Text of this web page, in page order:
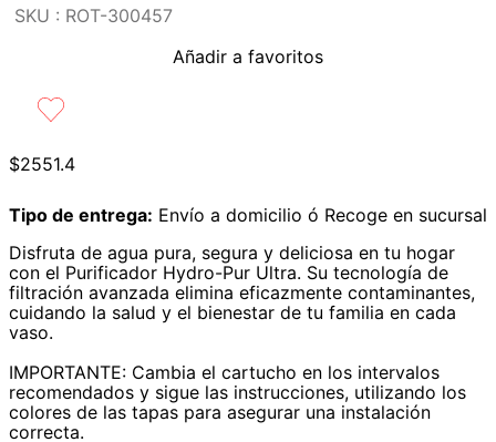
: ROT-300457
Añadir a favoritos
$2551.4
Tipo de entrega: Envío a domicilio ó Recoge en sucursal
Disfruta de agua pura, segura y deliciosa en tu hogar
con el Purificador Hydro-Pur Ultra. Su tecnología de
filtración avanzada elimina eficazmente contaminantes,
cuidando la salud y el bienestar de tu familia en cada
vaso.
IMPORTANTE: Cambia el cartucho en los intervalos
recomendados y sigue las instrucciones, utilizando los
colores de las tapas para asegurar una instalación
correcta.